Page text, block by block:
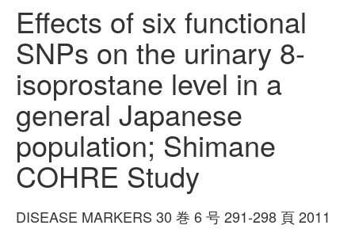
Effects of six functional
SNPs on the urinary 8-
isoprostane level in a
general Japanese
population; Shimane
COHRE Study
DISEASE MARKERS 30 巻 6 号 291-298 頁 2011